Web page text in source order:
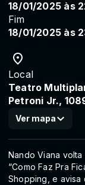
18/01/2025 às
Fim
18/01/2025 às
Local
Teatro
Petroni Jr.,
Ver mapa
Nando Viana
“Como Faz Pra
Shopping, e avisa